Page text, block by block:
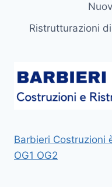
Ristrutturazioni
Barbieri Costruzioni
OG1 OG2